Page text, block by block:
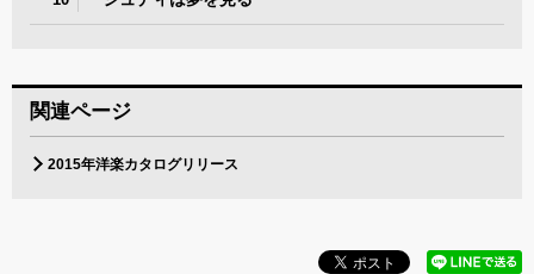
関連ページ
2015年洋楽カタログリリース